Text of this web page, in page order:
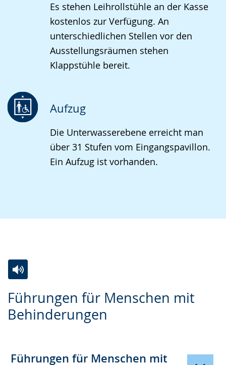
Es stehen Leihrollstühle an der Kasse
kostenlos zur Verfügung. An
unterschiedlichen Stellen vor den
Ausstellungsräumen stehen
Klappstühle bereit.
Aufzug
Die Unterwasserebene erreicht man
über 31 Stufen vom Eingangspavillon.
Ein Aufzug ist vorhanden.
Führungen für Menschen mit
Behinderungen
Leichten
Sprache
Audio-
Unterstützung.
Video
in
wird
Führungen für Menschen mit